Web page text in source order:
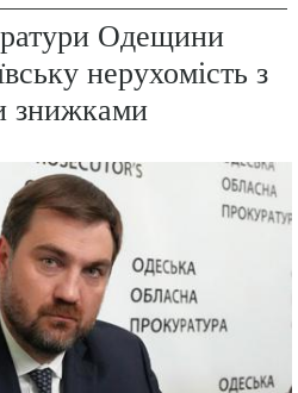
Одещини
нерухомість з
знижками